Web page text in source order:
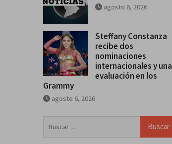
agosto 6, 2026
Steffany Constanza
recibe dos
nominaciones
internacionales y una
evaluación en los
Grammy
agosto 6, 2026